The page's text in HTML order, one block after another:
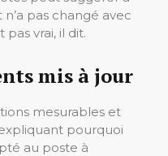
pas changé avec
pas vrai, il dit.
mis à jour
mesurables et
pourquoi
au poste à